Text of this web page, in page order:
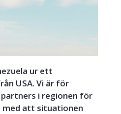
ur ett
USA. Vi är för
i regionen för
att situationen